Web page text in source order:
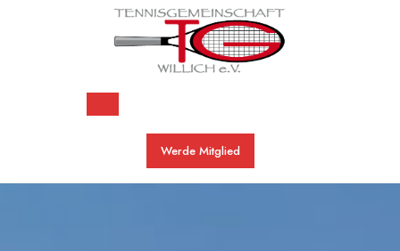
Open
Button
Werde Mitglied